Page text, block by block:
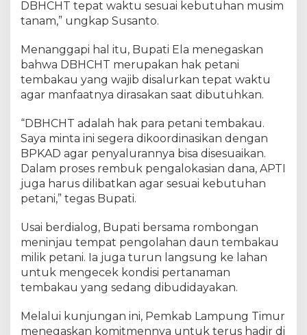
DBHCHT tepat waktu sesuai kebutuhan musim
tanam,” ungkap Susanto.
Menanggapi hal itu, Bupati Ela menegaskan
bahwa DBHCHT merupakan hak petani
tembakau yang wajib disalurkan tepat waktu
agar manfaatnya dirasakan saat dibutuhkan.
“DBHCHT adalah hak para petani tembakau.
Saya minta ini segera dikoordinasikan dengan
BPKAD agar penyalurannya bisa disesuaikan.
Dalam proses rembuk pengalokasian dana, APTI
juga harus dilibatkan agar sesuai kebutuhan
petani,” tegas Bupati.
Usai berdialog, Bupati bersama rombongan
meninjau tempat pengolahan daun tembakau
milik petani. Ia juga turun langsung ke lahan
untuk mengecek kondisi pertanaman
tembakau yang sedang dibudidayakan.
Melalui kunjungan ini, Pemkab Lampung Timur
menegaskan komitmennya untuk terus hadir di